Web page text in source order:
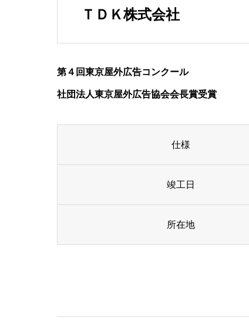
ＴＤＫ株式会社
第４回東京屋外広告コンクール
社団法人東京屋外広告協会会長賞受賞
仕様
竣工日
所在地